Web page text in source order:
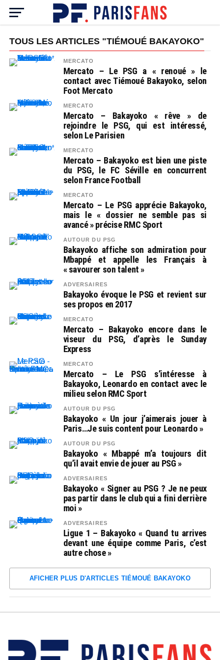
TOUS LES ARTICLES "TIÉMOUÉ BAKAYOKO"
MERCATO
Mercato – Le PSG a « renoué » le
contact avec Tiémoué Bakayoko, selon
Foot Mercato
MERCATO
Mercato – Bakayoko « rêve » de
rejoindre le PSG, qui est intéressé,
selon Le Parisien
MERCATO
Mercato – Bakayoko est bien une piste
du PSG, le FC Séville en concurrent
selon France Football
MERCATO
Mercato – Le PSG apprécie Bakayoko,
mais le « dossier ne semble pas si
avancé » précise RMC Sport
AUTOUR DU PSG
Bakayoko affiche son admiration pour
Mbappé et appelle les Français à
« savourer son talent »
ADVERSAIRES
Bakayoko évoque le PSG et revient sur
ses propos en 2017
MERCATO
Mercato – Bakayoko encore dans le
viseur du PSG, d’après le Sunday
Express
MERCATO
Mercato – Le PSG s’intéresse à
Bakayoko, Leonardo en contact avec le
milieu selon RMC Sport
AUTOUR DU PSG
Bakayoko « Un jour j’aimerais jouer à
Paris…Je suis content pour Leonardo »
AUTOUR DU PSG
Bakayoko « Mbappé m’a toujours dit
qu’il avait envie de jouer au PSG »
ADVERSAIRES
Bakayoko « Signer au PSG ? Je ne peux
pas partir dans le club qui a fini derrière
moi »
ADVERSAIRES
Ligue 1 – Bakayoko « Quand tu arrives
devant une équipe comme Paris, c’est
autre chose »
AFICHER PLUS D'ARTICLES TIÉMOUÉ BAKAYOKO